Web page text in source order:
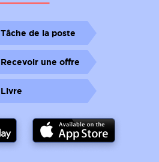
Tâche de la poste
Recevoir une offre
Livre